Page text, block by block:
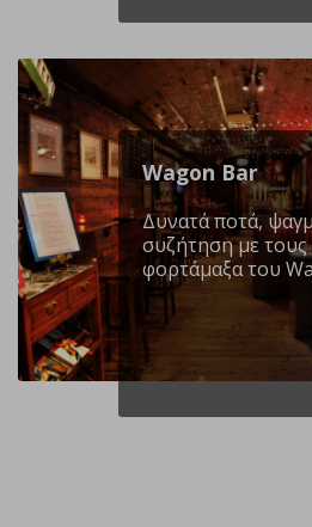
Wagon Βar
Δυνατά ποτά,
συζήτηση με τους
φορτάμαξα του